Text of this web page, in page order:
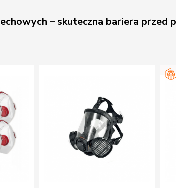
– skuteczna bariera przed